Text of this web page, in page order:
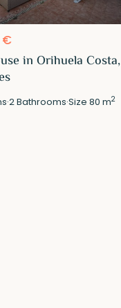
€
in Orihuela Costa,
·2Bathrooms·Size80 m2